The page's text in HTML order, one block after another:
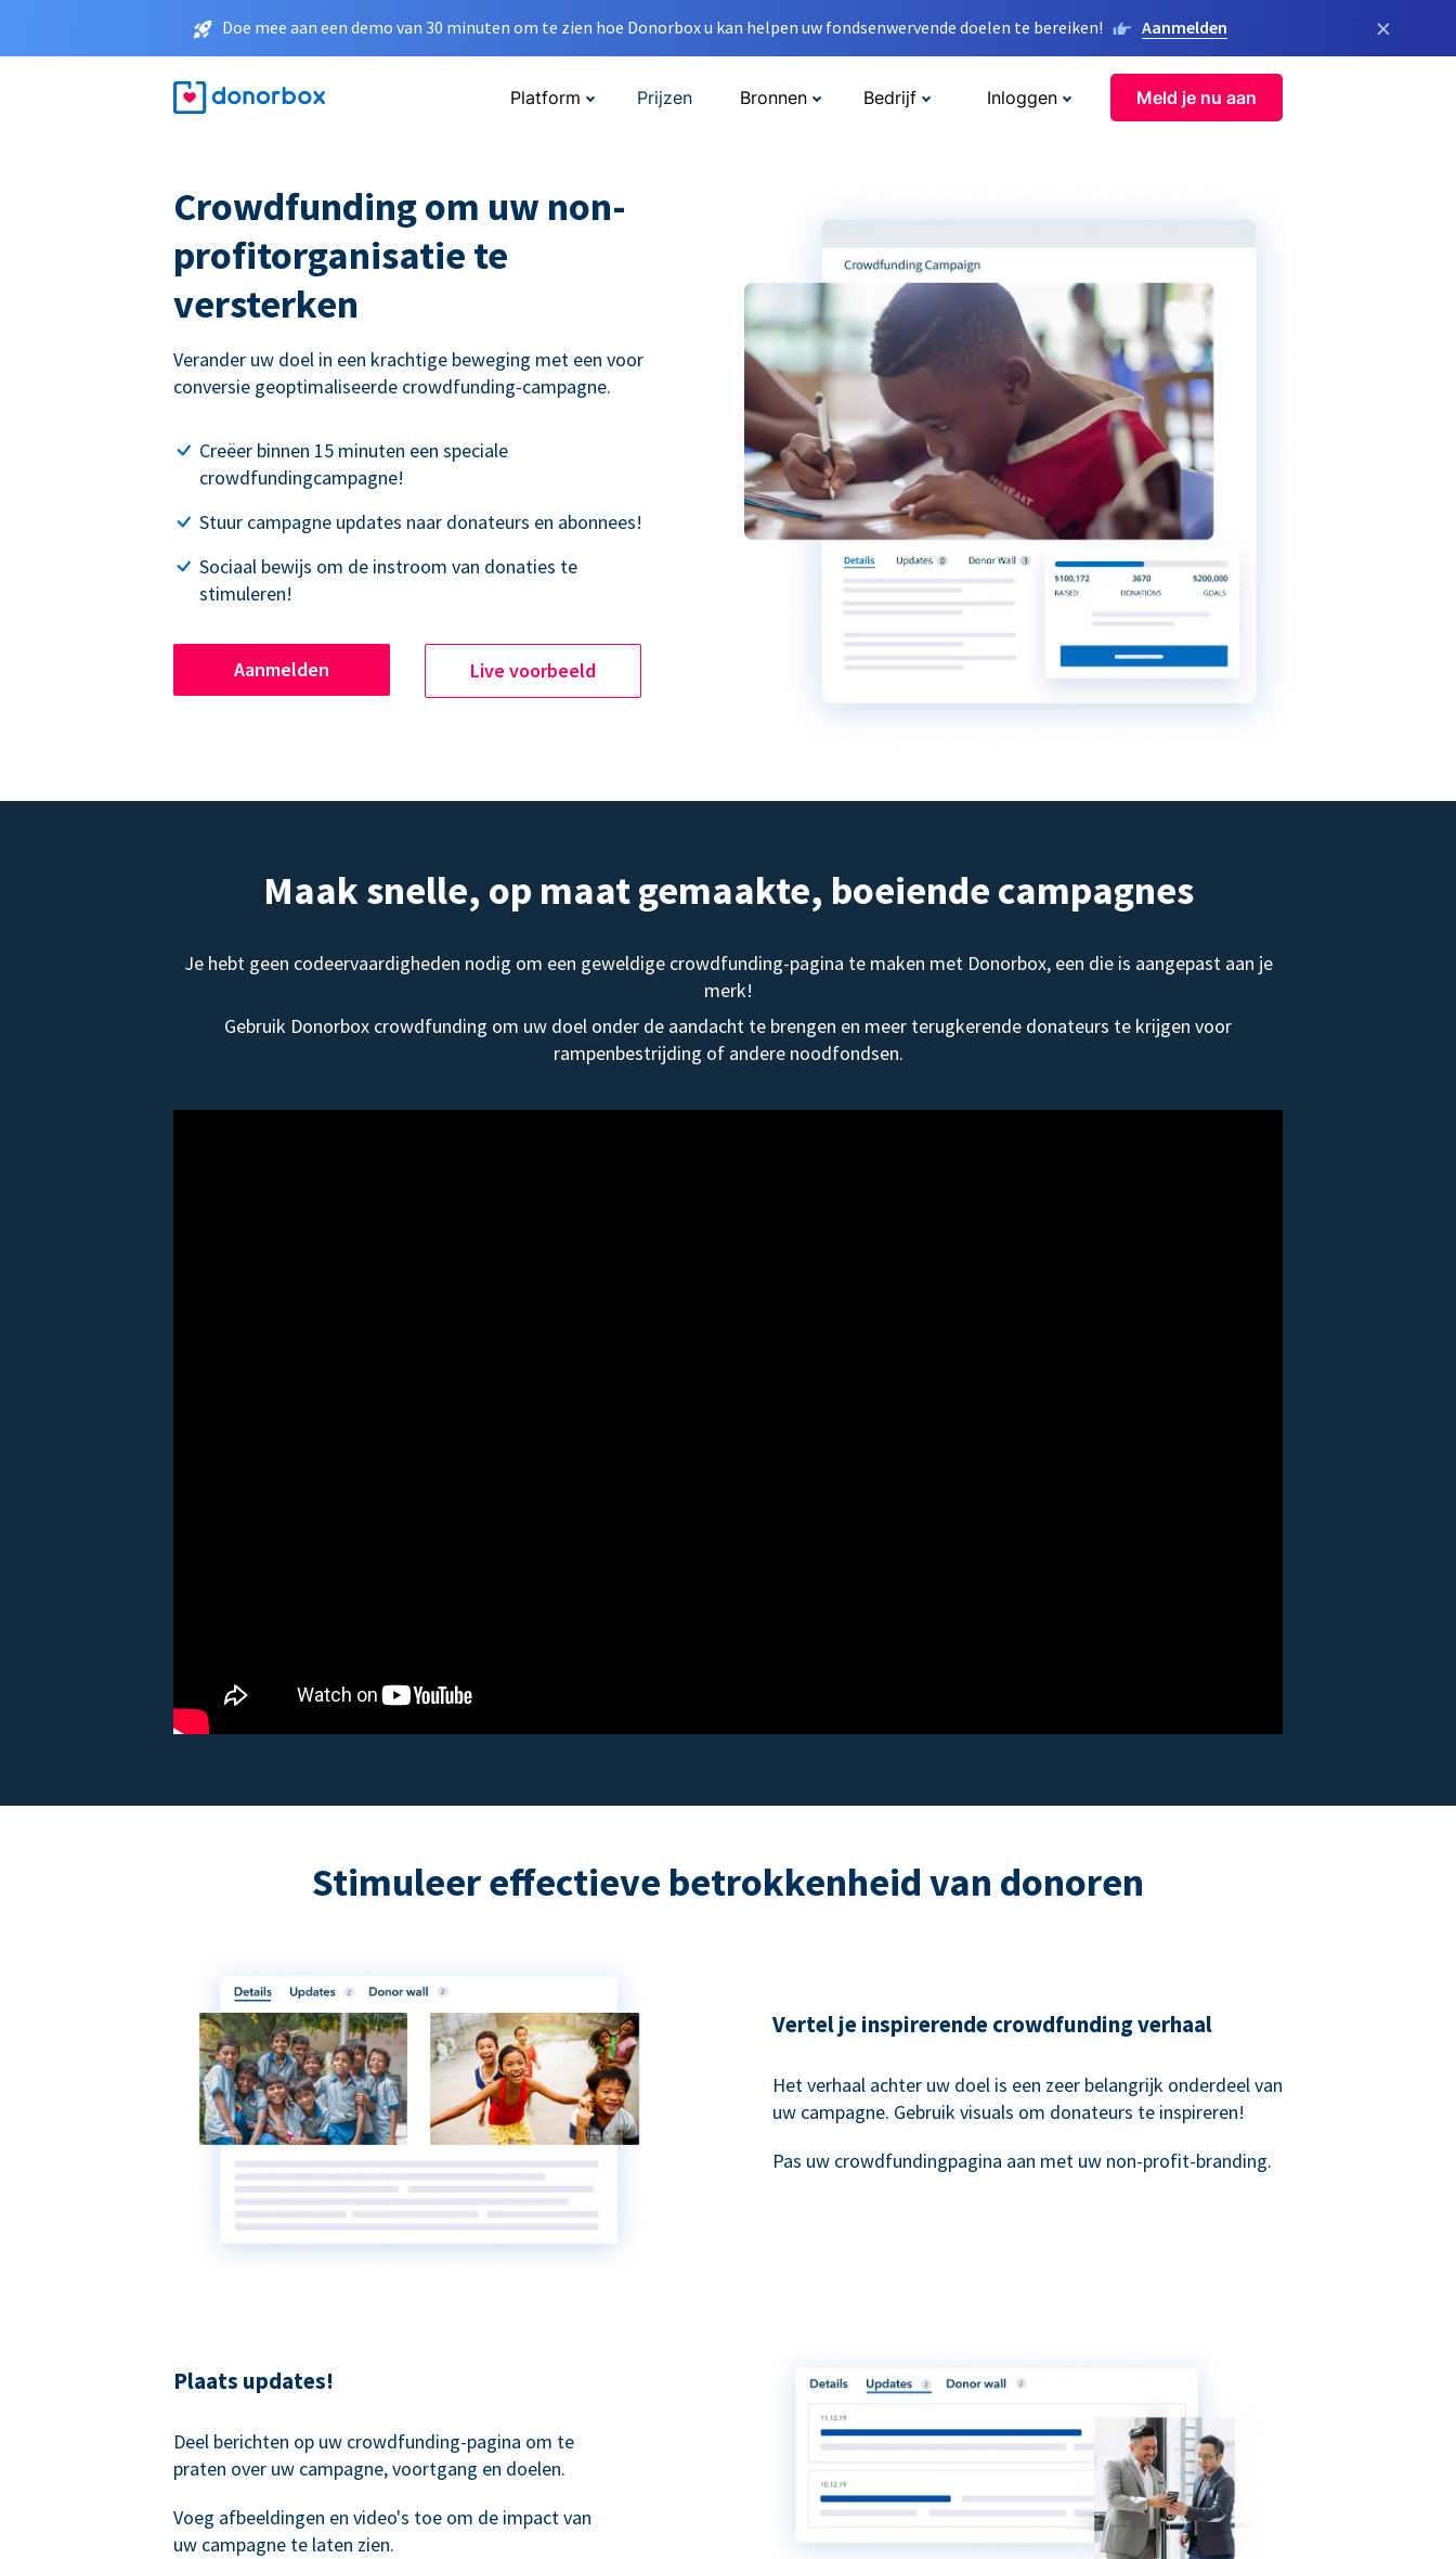
Doe mee aan een demo van 30 minuten om te zien hoe Donorbox u kan helpen uw fondsenwervende doelen te bereiken! Aanmelden ×
Platform Prijzen Bronnen Bedrijf Inloggen Meld je nu aan
Crowdfunding om uw non-
profitorganisatie te
versterken
Verander uw doel in een krachtige beweging met een voor
conversie geoptimaliseerde crowdfunding-campagne.
Creëer binnen 15 minuten een speciale
crowdfundingcampagne!
Stuur campagne updates naar donateurs en abonnees!
Sociaal bewijs om de instroom van donaties te
stimuleren!
Aanmelden Live voorbeeld
Maak snelle, op maat gemaakte, boeiende campagnes
Je hebt geen codeervaardigheden nodig om een geweldige crowdfunding-pagina te maken met Donorbox, een die is aangepast aan je
merk!
Gebruik Donorbox crowdfunding om uw doel onder de aandacht te brengen en meer terugkerende donateurs te krijgen voor
rampenbestrijding of andere noodfondsen.
Stimuleer effectieve betrokkenheid van donoren
Vertel je inspirerende crowdfunding verhaal
Het verhaal achter uw doel is een zeer belangrijk onderdeel van
uw campagne. Gebruik visuals om donateurs te inspireren!
Pas uw crowdfundingpagina aan met uw non-profit-branding.
Plaats updates!
Deel berichten op uw crowdfunding-pagina om te
praten over uw campagne, voortgang en doelen.
Voeg afbeeldingen en video's toe om de impact van
uw campagne te laten zien.